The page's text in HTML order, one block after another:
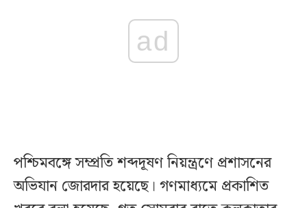
ad
পশ্চিমবঙ্গে সম্প্রতি শব্দদূষণ নিয়ন্ত্রণে প্রশাসনের
অভিযান জোরদার হয়েছে। গণমাধ্যমে প্রকাশিত